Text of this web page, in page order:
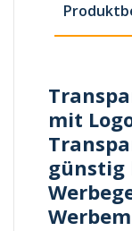
mit
günstig